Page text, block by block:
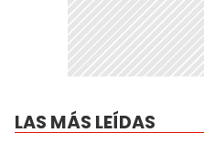
LAS MÁS LEÍDAS